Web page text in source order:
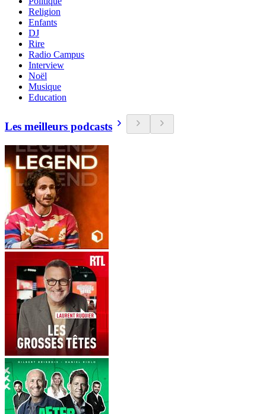
Religion
Enfants
DJ
Rire
Radio Campus
Interview
Noël
Musique
Education
Les meilleurs podcasts